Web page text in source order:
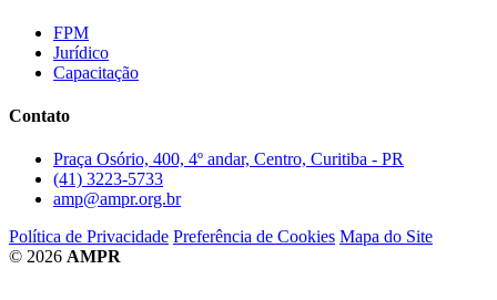
FPM
Jurídico
Capacitação
Contato
Praça Osório, 400, 4º andar, Centro, Curitiba - PR
(41) 3223-5733
amp@ampr.org.br
Política de Privacidade Preferência de Cookies Mapa do Site
© 2026 AMPR